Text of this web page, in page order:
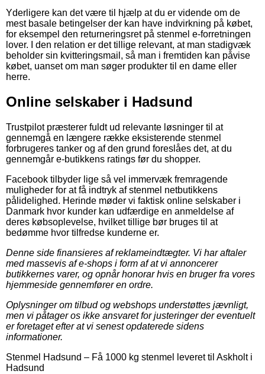
Yderligere kan det være til hjælp at du er vidende om de
mest basale betingelser der kan have indvirkning på købet,
for eksempel den returneringsret på stenmel e-forretningen
lover. I den relation er det tillige relevant, at man stadigvæk
beholder sin kvitteringsmail, så man i fremtiden kan påvise
købet, uanset om man søger produkter til en dame eller
herre.
Online selskaber i Hadsund
Trustpilot præsterer fuldt ud relevante løsninger til at
gennemgå en længere række eksisterende stenmel
forbrugeres tanker og af den grund foreslåes det, at du
gennemgår e-butikkens ratings før du shopper.
Facebook tilbyder lige så vel immervæk fremragende
muligheder for at få indtryk af stenmel netbutikkens
pålidelighed. Herinde møder vi faktisk online selskaber i
Danmark hvor kunder kan udfærdige en anmeldelse af
deres købsoplevelse, hvilket tillige bør bruges til at
bedømme hvor tilfredse kunderne er.
Denne side finansieres af reklameindtægter. Vi har aftaler
med massevis af e-shops i form af at vi annoncerer
butikkernes varer, og opnår honorar hvis en bruger fra vores
hjemmeside gennemfører en ordre.
Oplysninger om tilbud og webshops understøttes jævnligt,
men vi påtager os ikke ansvaret for justeringer der eventuelt
er foretaget efter at vi senest opdaterede sidens
informationer.
Stenmel Hadsund – Få 1000 kg stenmel leveret til Askholt i
Hadsund